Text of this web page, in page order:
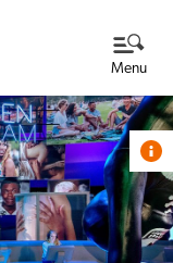
Menu